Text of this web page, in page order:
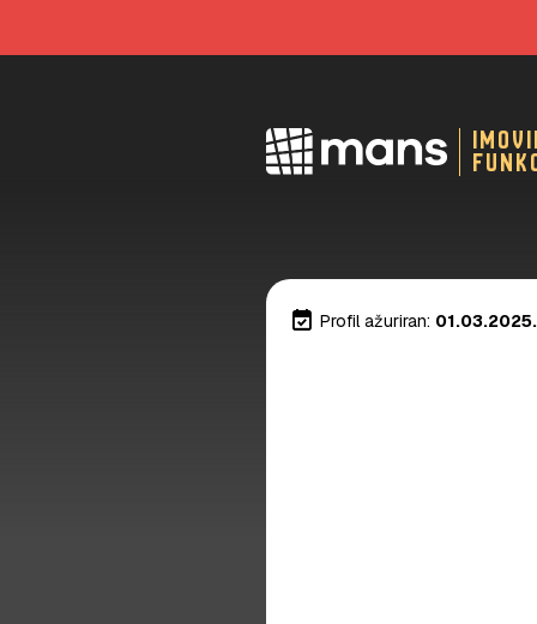
event_available Profil ažuriran: 01.03.2025.